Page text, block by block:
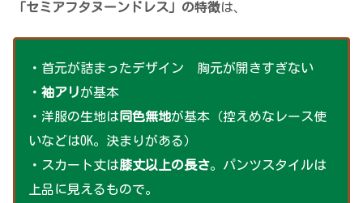
「セミアフタヌーンドレス」の特徴は、
・首元が詰まったデザイン 胸元が開きすぎない
・ 袖アリが基本
・洋服の生地は同色無地が基本（控えめなレース使
いなどはOK。決まりがある）
・スカート丈は膝丈以上の長さ。パンツスタイルは
上品に見えるもので。